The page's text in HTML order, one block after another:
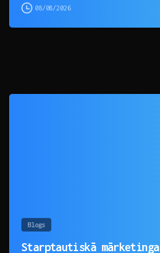
08/08/2026
Blogs
Starptautiskā